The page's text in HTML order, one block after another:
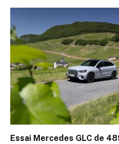
Essai Mercedes GLC de